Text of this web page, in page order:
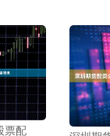
票配